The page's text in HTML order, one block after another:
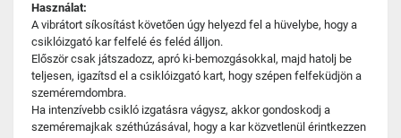
Használat:
A vibrátort síkosítást követően úgy helyezd fel a hüvelybe, hogy a
csiklóizgató kar felfelé és feléd álljon.
Először csak játszadozz, apró ki-bemozgásokkal, majd hatolj be
teljesen, igazítsd el a csiklóizgató kart, hogy szépen felfeküdjön a
szeméremdombra.
Ha intenzívebb csikló izgatásra vágysz, akkor gondoskodj a
szeméremajkak széthúzásával, hogy a kar közvetlenül érintkezzen